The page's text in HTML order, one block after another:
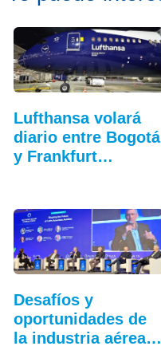
Lufthansa volará
diario entre Bogotá
y Frankfurt…
Desafíos y
oportunidades de
la industria aérea